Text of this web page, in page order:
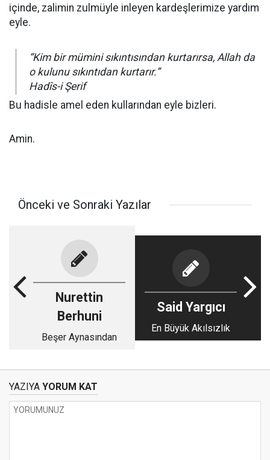
içinde, zalimin zulmüyle inleyen kardeşlerimize yardım
eyle.
“Kim bir mümini sıkıntısından kurtarırsa, Allah da
o kulunu sıkıntıdan kurtarır.”
Hadîs-i Şerif
Bu hadisle amel eden kullarından eyle bizleri.
Amin.
Önceki ve Sonraki Yazılar
Nurettin
Berhuni
Beşer Aynasından
Said Yargıcı
En Büyük Akılsızlık
YAZIYA YORUM KAT